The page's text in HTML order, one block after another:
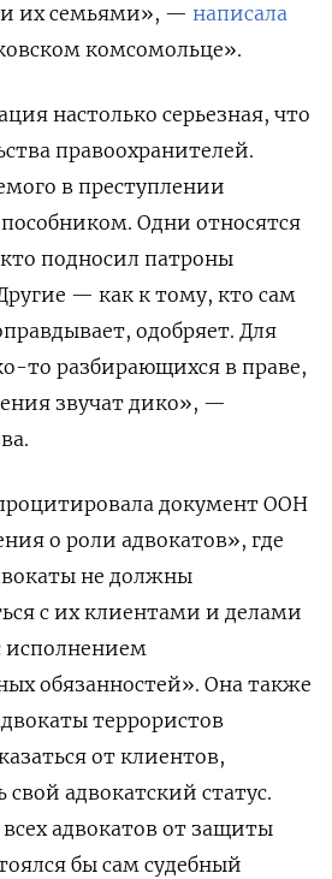
их семьями», — написала
комсомольце».
настолько серьезная, что
правоохранителей.
в преступлении
Одни относятся
подносил патроны
— как к тому, кто сам
одобряет. Для
то разбирающихся в праве,
звучат дико», —
документ ООН
о роли адвокатов», где
не должны
с их клиентами и делами
исполнением
обязанностей». Она также
террористов
от клиентов,
свой адвокатский статус.
адвокатов от защиты
бы сам судебный